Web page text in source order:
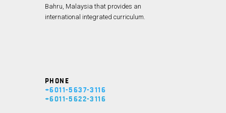
Bahru, Malaysia that provides an
international integrated curriculum.
PHONE
+6011-5637-3116
+6011-5622-3116